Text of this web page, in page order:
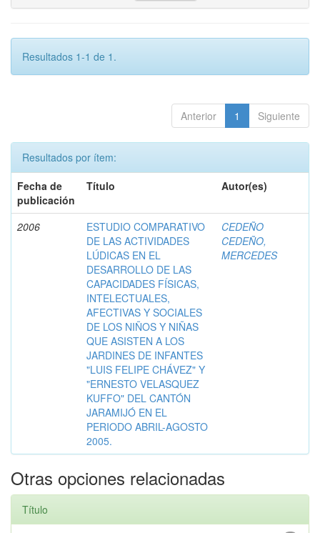
Resultados 1-1 de 1.
Anterior 1 Siguiente
Resultados por ítem:
Fecha de
publicación
Título Autor(es)
2006
ESTUDIO COMPARATIVO
DE LAS ACTIVIDADES
LÚDICAS EN EL
DESARROLLO DE LAS
CAPACIDADES FÍSICAS,
INTELECTUALES,
AFECTIVAS Y SOCIALES
DE LOS NIÑOS Y NIÑAS
QUE ASISTEN A LOS
JARDINES DE INFANTES
"LUIS FELIPE CHÁVEZ" Y
"ERNESTO VELASQUEZ
KUFFO" DEL CANTÓN
JARAMIJÓ EN EL
PERIODO ABRIL-AGOSTO
2005.
CEDEÑO
CEDEÑO,
MERCEDES
Otras opciones relacionadas
Título